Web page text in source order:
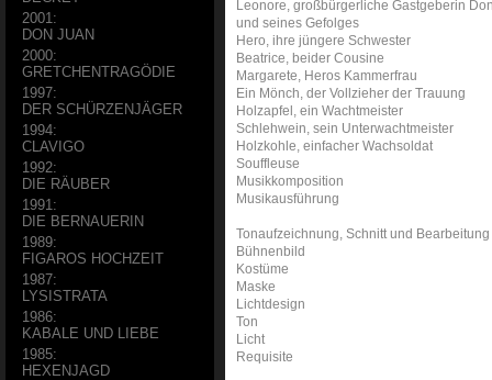
2001:
DON JUAN
2000:
GRETCHENTRAGÖDIE
1997:
DER SCHÜRZENJÄGER
1994:
CLAVIGO
1992:
DIE RÄUBER
1991:
DIE BERNAUERIN
1989:
FIGAROS HOCHZEIT
1987:
LYSISTRATA
1986:
KABALE UND LIEBE
1985:
HEXENJAGD
Leonore, großbürgerliche Gastgeberin
und seines Gefolges
Hero, ihre jüngere Schwester
Beatrice, beider Cousine
Margarete, Heros Kammerfrau
Ein Mönch, der Vollzieher der Trauung
Holzapfel, ein Wachtmeister
Schlehwein, sein Unterwachtmeister
Holzkohle, einfacher Wachsoldat
Souffleuse
Musikkomposition
Musikausführung
Tonaufzeichnung, Schnitt und Bearbeitung
Bühnenbild
Kostüme
Maske
Lichtdesign
Ton
Licht
Requisite